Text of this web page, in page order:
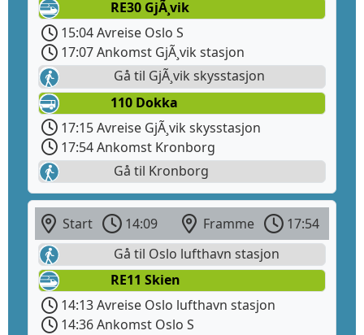
RE30 GjÃ¸vik
15:04 Avreise Oslo S
17:07 Ankomst GjÃ¸vik stasjon
Gå til GjÃ¸vik skysstasjon
110 Dokka
17:15 Avreise GjÃ¸vik skysstasjon
17:54 Ankomst Kronborg
Gå til Kronborg
Start 14:09 Framme
17:54
Gå til Oslo lufthavn stasjon
RE11 Skien
14:13 Avreise Oslo lufthavn stasjon
14:36 Ankomst Oslo S